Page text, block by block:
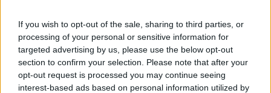
If you wish to opt-out of the sale, sharing to third parties, or
processing of your personal or sensitive information for
targeted advertising by us, please use the below opt-out
section to confirm your selection. Please note that after your
opt-out request is processed you may continue seeing
interest-based ads based on personal information utilized by